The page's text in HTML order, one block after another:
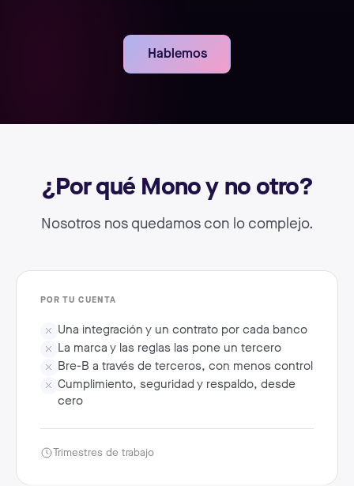
Hablemos
¿Por qué Mono y no otro?
Nosotros nos quedamos con lo complejo.
POR TU CUENTA
Una integración y un contrato por cada banco
La marca y las reglas las pone un tercero
Bre-B a través de terceros, con menos control
Cumplimiento, seguridad y respaldo, desde
cero
Trimestres de trabajo